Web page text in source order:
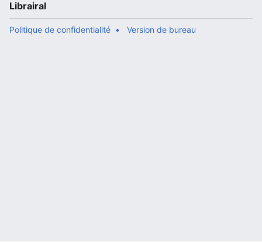
Librairal
Politique de confidentialité Version de bureau